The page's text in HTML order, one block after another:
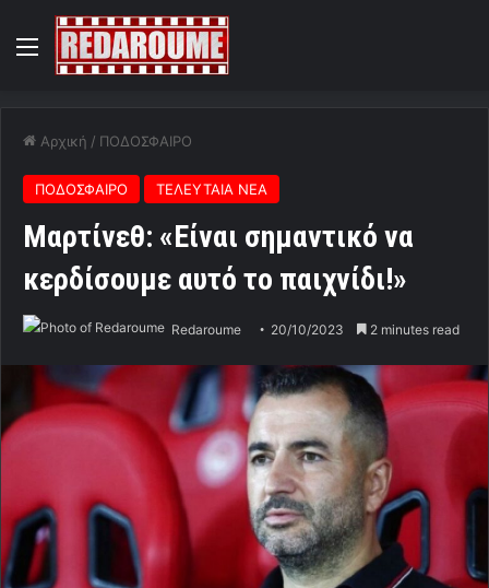
Menu
Αρχική / ΠΟΔΟΣΦΑΙΡΟ
ΠΟΔΟΣΦΑΙΡΟ ΤΕΛΕΥΤΑΙΑ ΝΕΑ
Μαρτίνεθ: «Είναι σημαντικό να
κερδίσουμε αυτό το παιχνίδι!»
Redaroume 20/10/2023 2 minutes read